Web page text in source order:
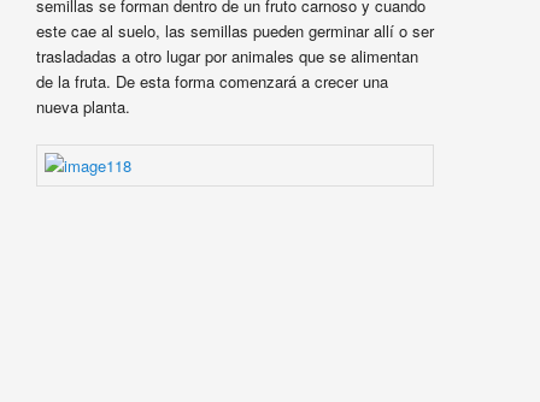
semillas se forman dentro de un fruto carnoso y cuando
este cae al suelo, las semillas pueden germinar allí o ser
trasladadas a otro lugar por animales que se alimentan
de la fruta. De esta forma comenzará a crecer una
nueva planta.